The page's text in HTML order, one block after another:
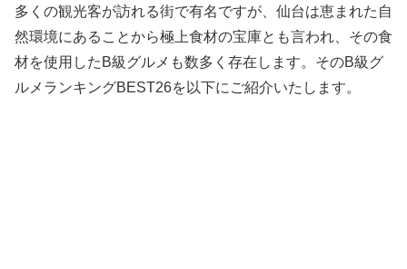
多くの観光客が訪れる街で有名ですが、仙台は恵まれた自
然環境にあることから極上食材の宝庫とも言われ、その食
材を使用したB級グルメも数多く存在します。そのB級グ
ルメランキングBEST26を以下にご紹介いたします。